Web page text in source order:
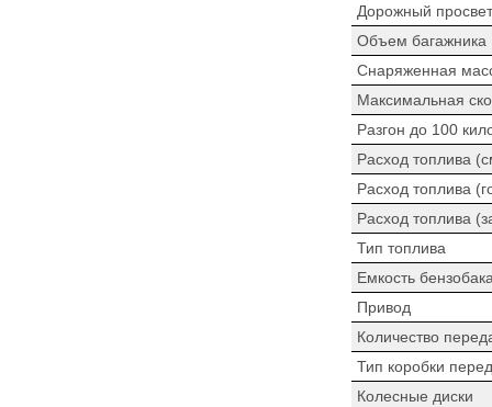
Дорожный просвет
Объем багажника
Снаряженная
Максимальная
Разгон до 100
Расход топлива
Расход топлива
Расход топлива
Тип топлива
Емкость
Привод
Количество
Тип коробки
Колесные диски